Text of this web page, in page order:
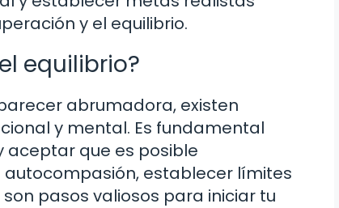
y el equilibrio.
equilibrio?
abrumadora, existen
y mental. Es fundamental
aceptar que es posible
establecer límites
pasos valiosos para iniciar tu